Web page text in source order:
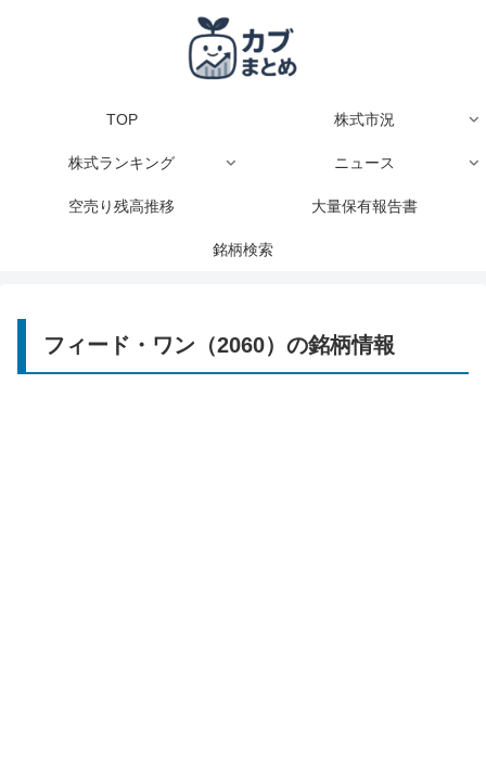
TOP 株式市況
株式ランキング ニュース
空売り残高推移 大量保有報告書
銘柄検索
フィード・ワン（2060）の銘柄情報